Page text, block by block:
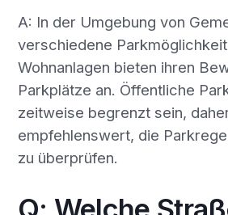
A: In der Umgebung von
verschiedene
Wohnanlagen bieten ihren
Parkplätze an. Öffentliche
zeitweise begrenzt sein,
empfehlenswert, die
zu überprüfen.